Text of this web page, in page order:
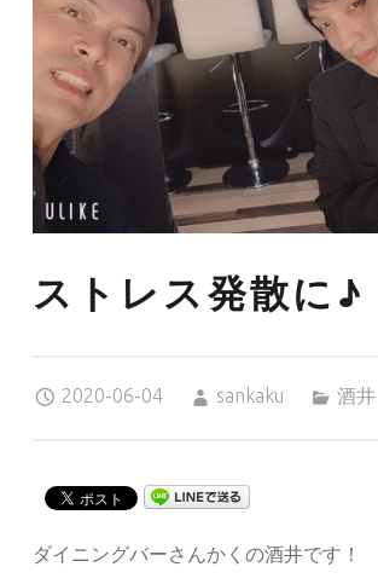
ストレス発散に♪
2020-06-04
sankaku
酒井
ダイニングバーさんかくの酒井です！